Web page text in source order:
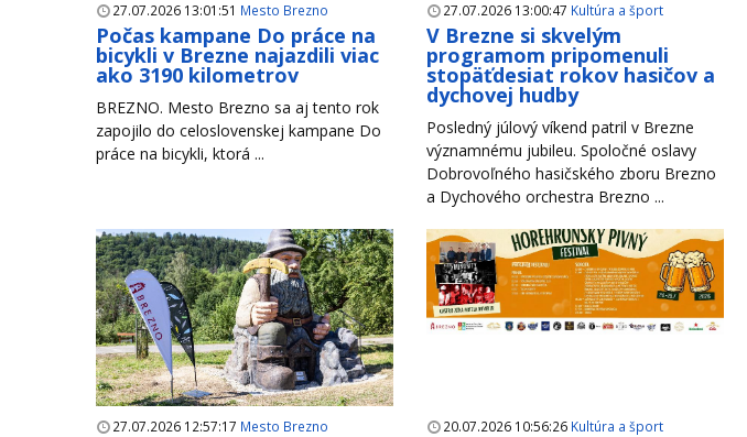
27.07.2026 13:01:51 Mesto Brezno
Počas kampane Do práce na
bicykli v Brezne najazdili viac
ako 3190 kilometrov
BREZNO. Mesto Brezno sa aj tento rok
zapojilo do celoslovenskej kampane Do
práce na bicykli, ktorá ...
27.07.2026 13:00:47 Kultúra a šport
V Brezne si skvelým
programom pripomenuli
stopäťdesiat rokov hasičov a
dychovej hudby
Posledný júlový víkend patril v Brezne
významnému jubileu. Spoločné oslavy
Dobrovoľného hasičského zboru Brezno
a Dychového orchestra Brezno ...
27.07.2026 12:57:17 Mesto Brezno 20.07.2026 10:56:26 Kultúra a šport